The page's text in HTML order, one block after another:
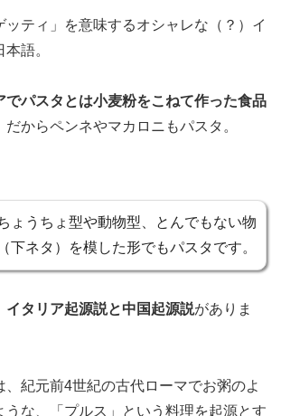
ッティ」を意味するオシャレな（？）イ
語。
でパスタとは小麦粉をこねて作った食品
だからペンネやマカロニもパスタ。
ょうちょ型や動物型、とんでもない物
（下ネタ）を模した形でもパスタです。
イタリア起源説と中国起源説がありま
、紀元前4世紀の古代ローマでお粥のよ
うな、「プルス」という料理を起源とす